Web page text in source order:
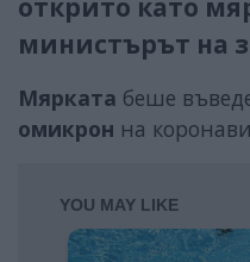
открито като
министърът на
Мярката беше
омикрон на